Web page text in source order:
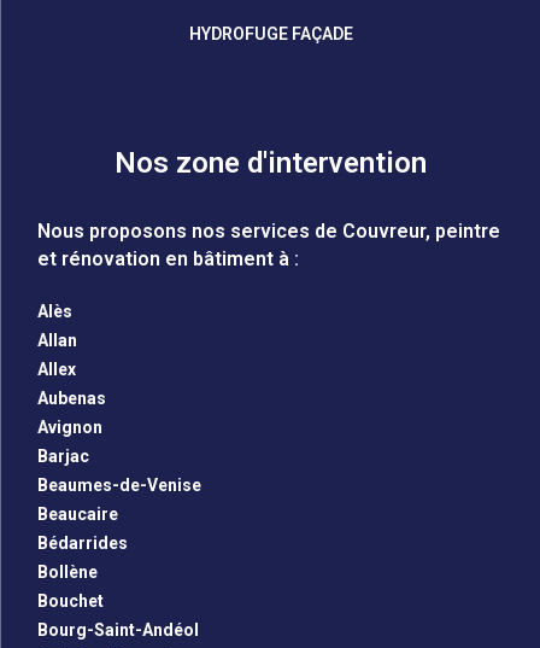
HYDROFUGE FAÇADE
Nos zone d'intervention
Nous proposons nos services de Couvreur, peintre
et rénovation en bâtiment à :
Alès
Allan
Allex
Aubenas
Avignon
Barjac
Beaumes-de-Venise
Beaucaire
Bédarrides
Bollène
Bouchet
Bourg-Saint-Andéol